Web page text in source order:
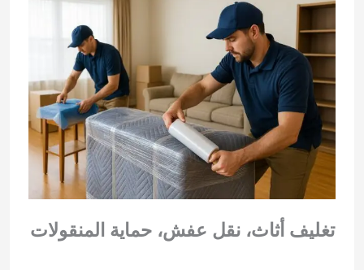
تغليف أثاث، نقل عفش، حماية المنقولات